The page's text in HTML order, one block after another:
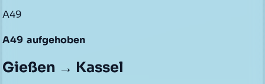
A49
A49 aufgehoben
Gießen → Kassel